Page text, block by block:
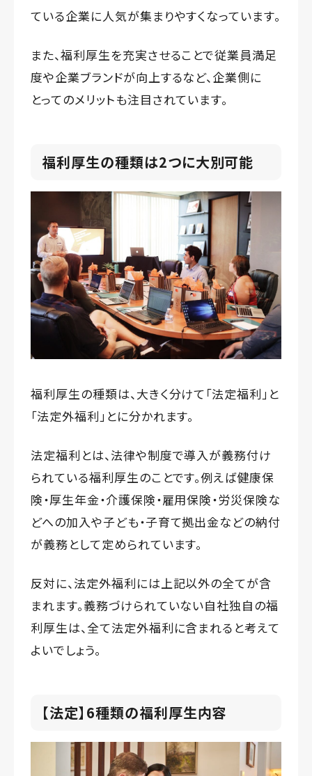
ている企業に人気が集まりやすくなっています。
また、福利厚生を充実させることで従業員満足
度や企業ブランドが向上するなど、企業側に
とってのメリットも注目されています。
福利厚生の種類は2つに大別可能
福利厚生の種類は、大きく分けて「法定福利」と
「法定外福利」とに分かれます。
法定福利とは、法律や制度で導入が義務付け
られている福利厚生のことです。例えば健康保
険・厚生年金・介護保険・雇用保険・労災保険な
どへの加入や子ども・子育て拠出金などの納付
が義務として定められています。
反対に、法定外福利には上記以外の全てが含
まれます。義務づけられていない自社独自の福
利厚生は、全て法定外福利に含まれると考えて
よいでしょう。
【法定】6種類の福利厚生内容